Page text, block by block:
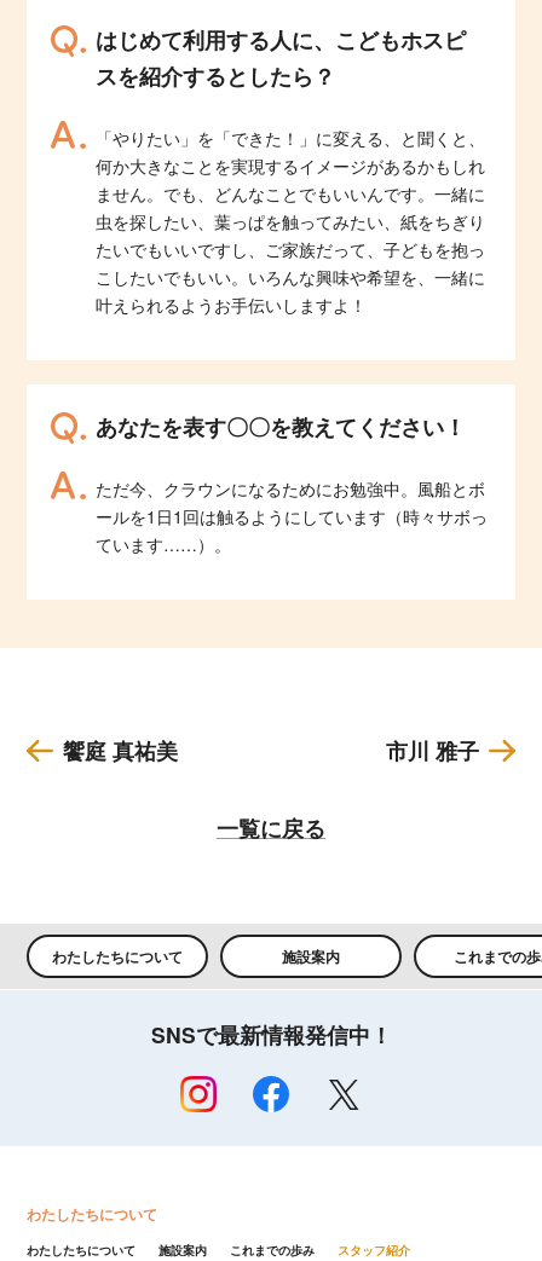
はじめて利用する人に、こどもホスピ
スを紹介するとしたら？
「やりたい」を「できた！」に変える、と聞くと、
何か大きなことを実現するイメージがあるかもしれ
ません。でも、どんなことでもいいんです。一緒に
虫を探したい、葉っぱを触ってみたい、紙をちぎり
たいでもいいですし、ご家族だって、子どもを抱っ
こしたいでもいい。いろんな興味や希望を、一緒に
叶えられるようお手伝いしますよ！
あなたを表す〇〇を教えてください！
ただ今、クラウンになるためにお勉強中。風船とボ
ールを1日1回は触るようにしています（時々サボっ
ています……）。
饗庭 真祐美
一覧に戻る
市川 雅子
わたしたちについて 施設案内 これまでの
SNSで最新情報発信中！
わたしたちについて
わたしたちについて 施設案内 これまでの歩み スタッフ紹介